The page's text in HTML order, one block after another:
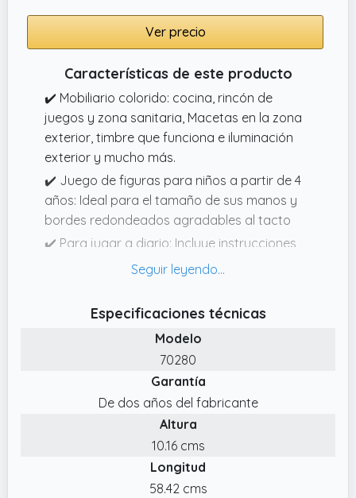
Ver precio
Características de este producto
✔️ Mobiliario colorido: cocina, rincón de
juegos y zona sanitaria, Macetas en la zona
exterior, timbre que funciona e iluminación
exterior y mucho más.
✔️ Juego de figuras para niños a partir de 4
años: Ideal para el tamaño de sus manos y
bordes redondeados agradables al tacto
✔️ Para jugar a diario: Incluye instrucciones
para montarlo con ayuda de los padres, Alta
sin químicos
✔️ Diversión de principio a fin: la guardería
PLAYMOBIL "Arco Iris" con la maestra de la
guardería, 3 niños, así como juguetes y
accesorios para recrear la vida real
✔️ Contenido: 1x PLAYMOBIL City Life
Guardería Arcoíris, Set de figuras de juego de
180 piezas con instrucciones: 1 KiTa, 4 figuras,
175 accesorios (suministrados sin 2 micro
Especificaciones técnicas
Modelo
70280
Garantía
De dos años del fabricante
Altura
10.16 cms
Longitud
58.42 cms